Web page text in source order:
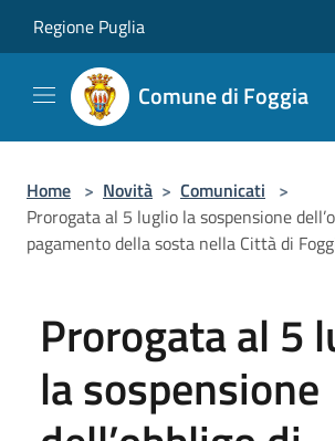
Regione Puglia
Comune di Foggia
Home > Novità > Comunicati >
Prorogata al 5 luglio la sospensione
pagamento della sosta nella Città di
Prorogata al 5
la sospensione